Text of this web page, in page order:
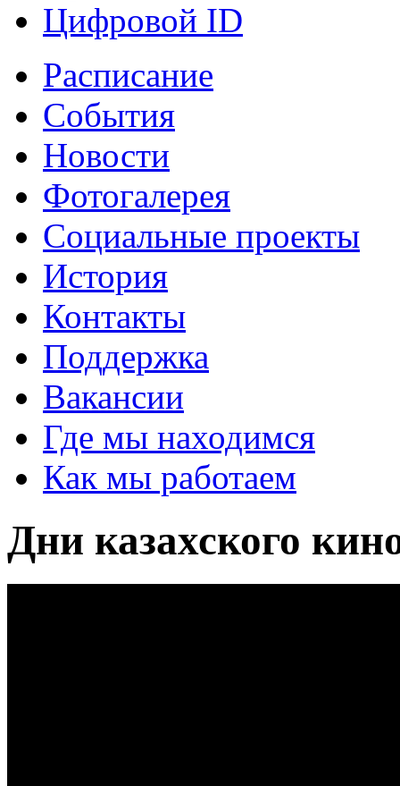
Цифровой ID
Расписание
События
Новости
Фотогалерея
Социальные проекты
История
Контакты
Поддержка
Вакансии
Где мы находимся
Как мы работаем
Дни казахского